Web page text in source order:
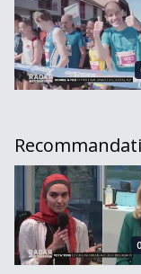
Débat autour de